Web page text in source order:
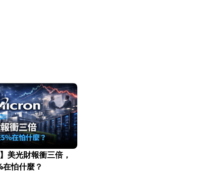
美光財報衝三倍，
怕什麼？